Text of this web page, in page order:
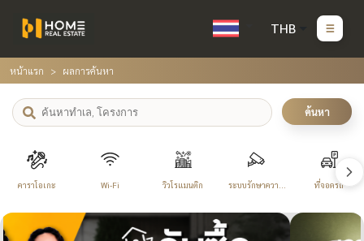
THB
หน้าแรก ผลการค้นหา
ค้นหา
คาราโอเกะ Wi-Fi วิวโรแมนติก ระบบรักษาความ ที่จอดรถ